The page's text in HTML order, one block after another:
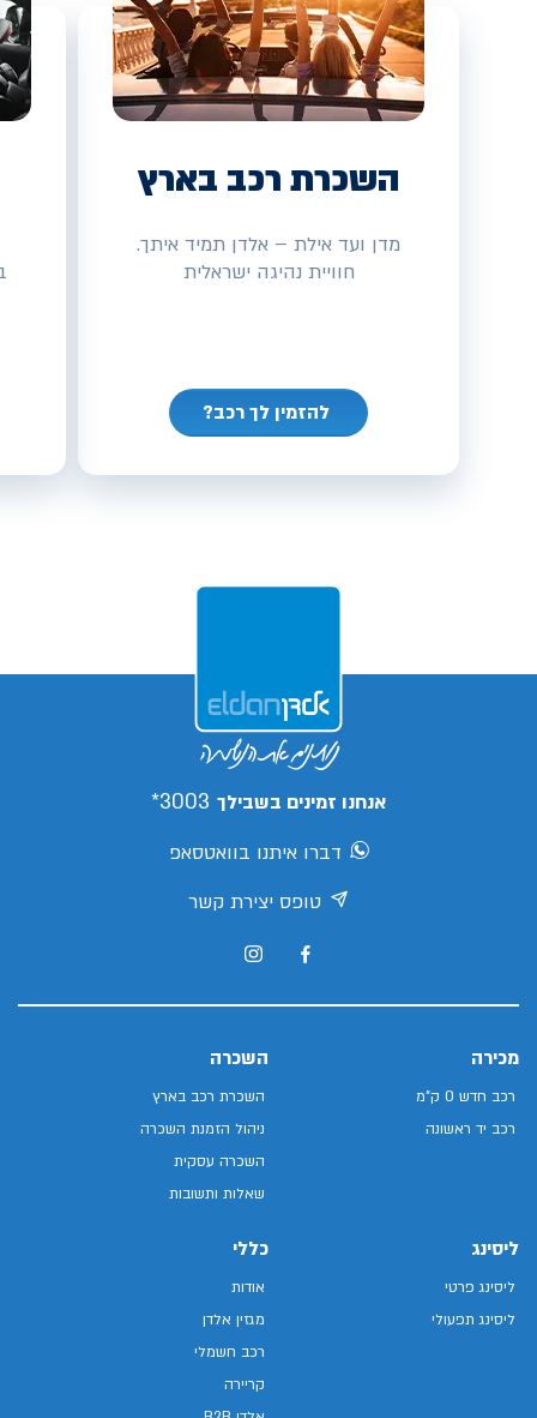
השכרת רכב בארץ
מדן ועד אילת – אלדן תמיד איתך.
חוויית נהיגה ישראלית
להזמין לך רכב?
אנחנו זמינים בשבילך 3003*
דברו איתנו בוואטסאפ
טופס יצירת קשר
מכירה
רכב חדש 0 ק"מ
רכב יד ראשונה
השכרה
השכרת רכב בארץ
ניהול הזמנת השכרה
השכרה עסקית
שאלות ותשובות
ליסינג
ליסינג פרטי
ליסינג תפעולי
כללי
אודות
מגזין אלדן
רכב חשמלי
קריירה